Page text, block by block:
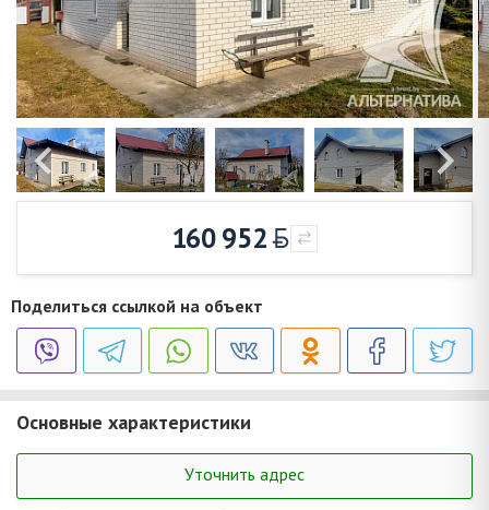
160 952
Поделиться ссылкой на объект
Основные характеристики
Уточнить адрес